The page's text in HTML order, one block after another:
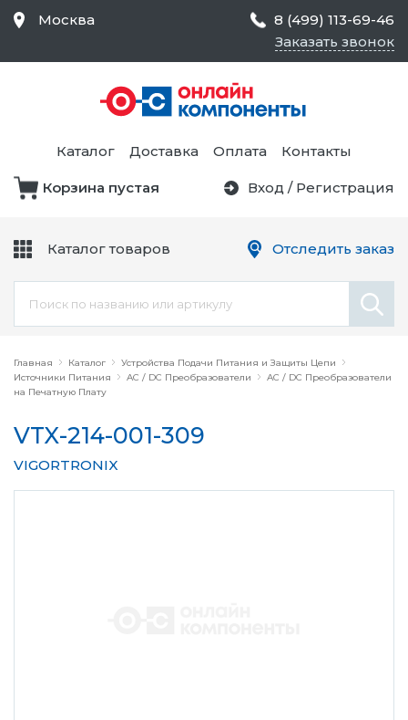
Главная Каталог
Устройства Подачи Питания и Защиты Цепи
Источники Питания
AC / DC Преобразователи
AC / DC Преобразователи
на Печатную Плату
VTX-214-001-309
VIGORTRONIX
Москва
8 (499) 113-69-46
Заказать звонок
Каталог Доставка Оплата Контакты
Корзина пустая Вход / Регистрация
Каталог товаров
Средства Контроля
Статического
Электричества и
Безопасности,
Товары для Чистых
Цепи
Оборудование
Отследить заказ